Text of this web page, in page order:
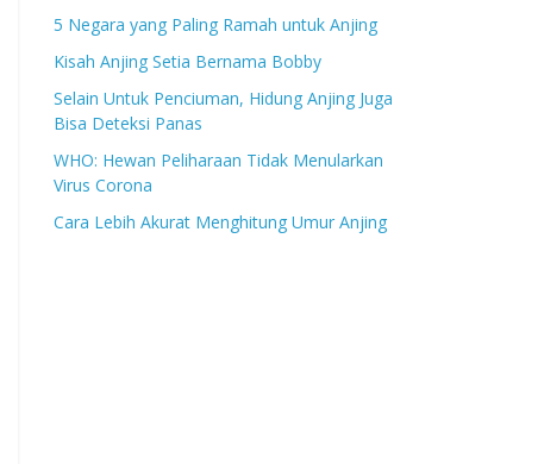
5 Negara yang Paling Ramah untuk Anjing
Kisah Anjing Setia Bernama Bobby
Selain Untuk Penciuman, Hidung Anjing Juga
Bisa Deteksi Panas
WHO: Hewan Peliharaan Tidak Menularkan
Virus Corona
Cara Lebih Akurat Menghitung Umur Anjing